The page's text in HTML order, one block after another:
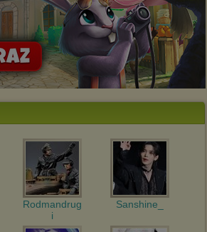
Rodmandrug
i
Sanshine_